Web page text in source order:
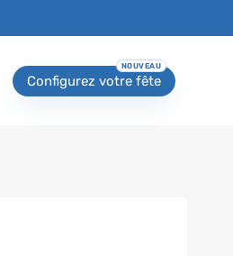
Configurez votre fête